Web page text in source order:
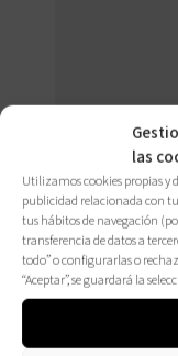
las
Utilizamos cookies propias y
publicidad relacionada con
tus hábitos de navegación
transferencia de datos a
todo” o configurarlas o
“Aceptar”, se guardará la